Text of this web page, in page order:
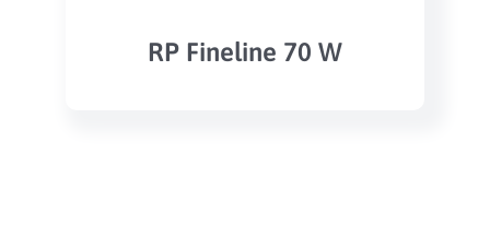
RP Fineline 70 W